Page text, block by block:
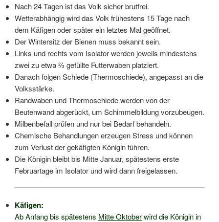
Nach 24 Tagen ist das Volk sicher brutfrei.
Wetterabhängig wird das Volk frühestens 15 Tage nach
dem Käfigen oder später ein letztes Mal geöffnet.
Der Wintersitz der Bienen muss bekannt sein.
Links und rechts vom Isolator werden jeweils mindestens
zwei zu etwa ⅔ gefüllte Futterwaben platziert.
Danach folgen Schiede (Thermoschiede), angepasst an die
Volksstärke.
Randwaben und Thermoschiede werden von der
Beutenwand abgerückt, um Schimmelbildung vorzubeugen.
Milbenbefall prüfen und nur bei Bedarf behandeln.
Chemische Behandlungen erzeugen Stress und können
zum Verlust der gekäfigten Königin führen.
Die Königin bleibt bis Mitte Januar, spätestens erste
Februartage im Isolator und wird dann freigelassen.
Käfigen:
Ab Anfang bis spätestens Mitte Oktoberwird die Königin in